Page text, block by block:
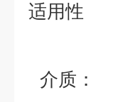
适用性
介质：